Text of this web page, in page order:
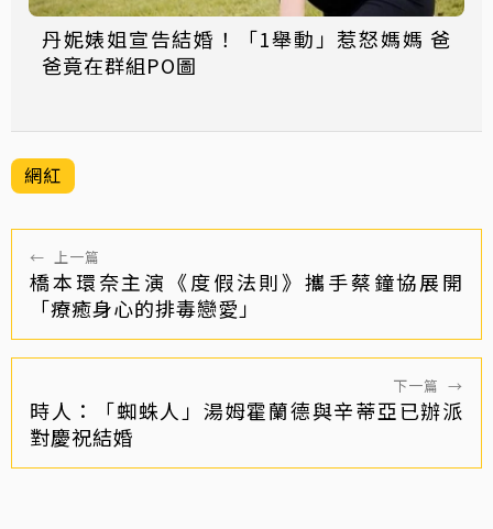
丹妮婊姐宣告結婚！「1舉動」惹怒媽媽 爸
爸竟在群組PO圖
網紅
← 上一篇
橋本環奈主演《度假法則》攜手蔡鐘協展開
「療癒身心的排毒戀愛」
下一篇 →
時人：「蜘蛛人」湯姆霍蘭德與辛蒂亞已辦派
對慶祝結婚